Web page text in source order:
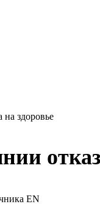
на здоровье
EN